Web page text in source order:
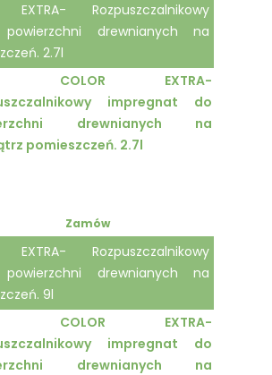
Rozpuszczalnikowy
drewnianych na
2.7l
COLOR EXTRA-
impregnat do
drewnianych na
pomieszczeń. 2.7l
Zamów
Rozpuszczalnikowy
drewnianych na
9l
COLOR EXTRA-
impregnat do
drewnianych na